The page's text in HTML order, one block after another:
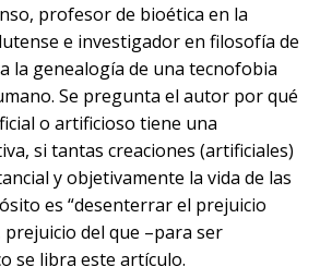
profesor de bioética en la
e investigador en filosofía de
la genealogía de una tecnofobia
Se pregunta el autor por qué
o artificioso tiene una
si tantas creaciones (artificiales)
y objetivamente la vida de las
es “desenterrar el prejuicio
del que –para ser
se libra este artículo.